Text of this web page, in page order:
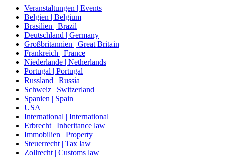
Veranstaltungen | Events
Belgien | Belgium
Brasilien | Brazil
Deutschland | Germany
Großbritannien | Great Britain
Frankreich | France
Niederlande | Netherlands
Portugal | Portugal
Russland | Russia
Schweiz | Switzerland
Spanien | Spain
USA
International | International
Erbrecht | Inheritance law
Immobilien | Property
Steuerrecht | Tax law
Zollrecht | Customs law